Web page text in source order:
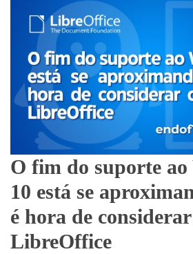
O fim do suporte
10 está se
é hora de
LibreOffice